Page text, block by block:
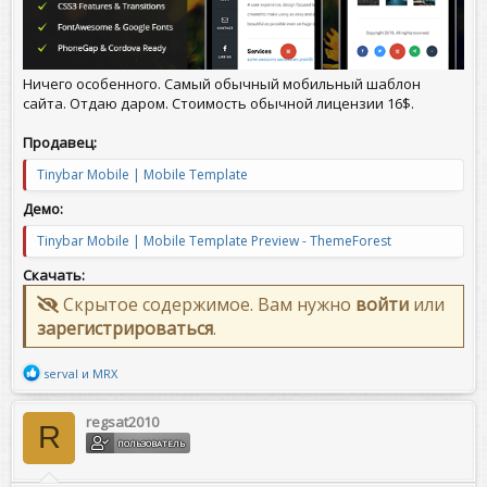
Ничего особенного. Самый обычный мобильный шаблон
сайта. Отдаю даром. Стоимость обычной лицензии 16$.
Продавец:
Tinybar Mobile | Mobile Template
Демо:
Tinybar Mobile | Mobile Template Preview - ThemeForest
Скачать:
Скрытое содержимое. Вам нужно войти или
зарегистрироваться.
Р
а
ц
и
и
serval и MRX
R regsat2010
ПОЛЬЗОВАТЕЛЬ